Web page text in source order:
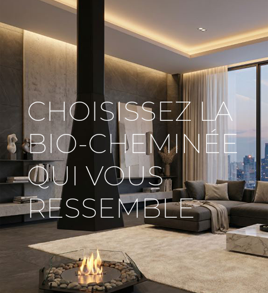
CHOISISSEZ LA
BIO-CHEMINÉE
QUI VOUS
RESSEMBLE